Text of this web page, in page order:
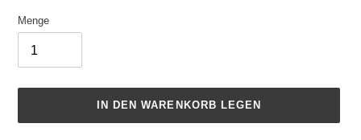
Menge
IN DEN WARENKORB LEGEN